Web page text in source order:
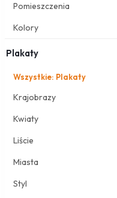
Pomieszczenia
Kolory
Plakaty
Wszystkie: Plakaty
Krajobrazy
Kwiaty
Liście
Miasta
Styl